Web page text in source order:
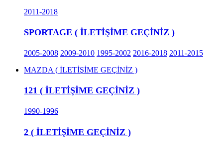
2011-2018
SPORTAGE ( İLETİŞİME GEÇİNİZ )
2005-2008 2009-2010 1995-2002 2016-2018 2011-2015
MAZDA ( İLETİŞİME GEÇİNİZ )
121 ( İLETİŞİME GEÇİNİZ )
1990-1996
2 ( İLETİŞİME GEÇİNİZ )